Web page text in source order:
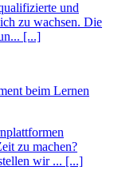
und
zu wachsen. Die
[...]
beim Lernen
zu machen?
wir ... [...]